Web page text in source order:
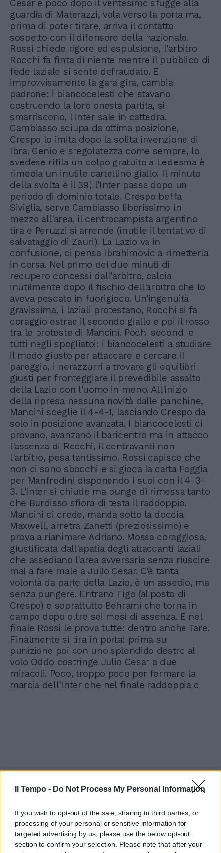
Il Tempo - Do Not Process My Personal Information
If you wish to opt-out of the sale, sharing to third parties, or
processing of your personal or sensitive information for
targeted advertising by us, please use the below opt-out
section to confirm your selection. Please note that after your
Cesar e poco dopo il ventesimo sfugge alla
guardia di Materazzi, vola verso la porta ma,
prima di poter tirare, arriva il contatto
sospetto con il difensore della nazionale.
Rossi chiede rigore ed espulsione, l'arbitro
Rocchi fa finta di niente mentre il pubblico di
fede laziale si sente defraudato. E
improvvisamente la gara gira, cambia
padrone: i biancocelesti che stavano
costruendo la loro onesta partita, si
smarriscono, l'Inter sale in cattedra.
Cambiasso sciupa da ottima posizione,
Crespo lo imita dopo la solita invenzione di
Ibra. Genio e sregolatezza come sempre, lo
svedese rifila un colpo gratuito a Ledesma è
rimedia un inutile cartellino giallo. Il minuto
della svolta è il 39', l'Inter passa dopo un
periodo di dominio totale. Crespo beffa
Siviglia, serve Cambiasso liberissimo in
mezzo all'area, il centrocampista argentino
tira e Peruzzi si arrende (inutile il tentativo di
salvataggio di Zauri). La Lazio va in
confusione, ci pensa Ibrahimovic a rimetterla
in corsa. Nel primo dei due minuti di
recupero concessi dall'arbitro, calcia
inutilmente dopo il fischio dell'arbitro che lo
aveva pescato in fuorigioco. Un'ingenuità
gravissima, i laziali protestano, Rocchi si fa
coraggio estrae il secondo giallo e poi il rosso
tra le proteste di Mancini. Pochi secondi e
tutti negli spogliatoi: i biancocelesti a studiare
il modo giusto per attaccare e cercare il
pareggio, i nerazzurri a trovare gli equilibri
giusti per fronteggiare il prevedibile assalto
della Lazio con l'uomo in meno. All'inizio
della ripresa nessuna novità dalle panchine,
Mancini sceglie il 4-4-1, lasciando Crespo da
solo in posizione avanzata. I biancocelesti ci
provano, avanzano il baricentro ma in attacco
l'assenza di Rocchi, il centravanti non
l'arbitro, pesa tantissimo. Rossi capisce che
non ci sono sbocchi e si gioca la carta Foggia
per Manfredini disponendo i suoi con il 4-3-
3. L'Inter si chiude ma punge di rimessa tanto
che Burdisso sfiora di testa il raddoppio.
Mancini ci crede, manda sotto la doccia
Maxwell, arretra Zanetti (preziosissimo) e
prova a rianimare Adriano. Mossa coraggiosa,
giustificata dall'apatia degli attaccanti laziali
che assediano l'area avversaria senza riuscire
mai a fare male a Julio Cesar. C'è tanta
volontà da parte della Lazio, è un assedio, ma
senza pungere. Entrano Figo (al posto di
Crespo) e soprattutto Behrami che torna in
campo dopo oltre sei mesi di assenza. E nel
finale Rossi le prova tutte: dentro anche Tare.
Finalmente si tira in porta: prima su
punizione poi con uno splendido destro al
volo Oddo costringe Julio Cesar a due
miracoli. Poco, troppo poco per fermare la
marcia dell'Inter che nel finale raddoppia c